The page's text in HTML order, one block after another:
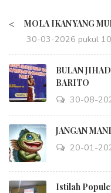
< MOLA IKAN YANG
30-03-2026 pukul
BULAN
BARITO
30-08-
JANGAN
20-01-
Istilah